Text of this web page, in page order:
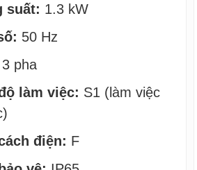
suất: 1.3 kW
50 Hz
3 pha
làm việc: S1 (làm việc
điện: F